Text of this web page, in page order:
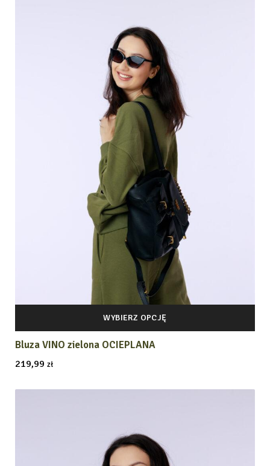
WYBIERZ OPCJĘ
Bluza VINO zielona OCIEPLANA
219,99 zł